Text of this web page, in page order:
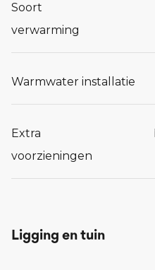
Soort
verwarming
Warmwater installatie
Extra
voorzieningen
Ligging en tuin